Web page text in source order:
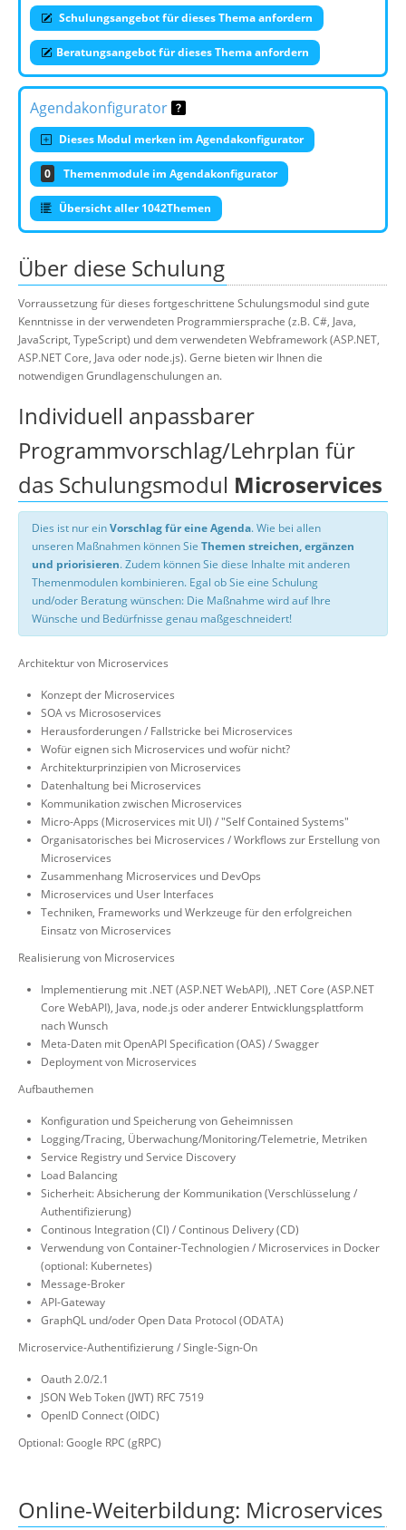
Schulungsangebot für dieses Thema anfordern
Beratungsangebot für dieses Thema anfordern
Agendakonfigurator
Dieses Modul merken im Agendakonfigurator
0 Themenmodule im Agendakonfigurator
Übersicht aller 1042Themen
Über diese Schulung
Vorraussetzung für dieses fortgeschrittene Schulungsmodul sind gute
Kenntnisse in der verwendeten Programmiersprache (z.B. C#, Java,
JavaScript, TypeScript) und dem verwendeten Webframework (ASP.NET,
ASP.NET Core, Java oder node.js). Gerne bieten wir Ihnen die
notwendigen Grundlagenschulungen an.
Individuell anpassbarer
Programmvorschlag/Lehrplan für
das Schulungsmodul Microservices
Dies ist nur einVorschlag für eine Agenda. Wie bei allen
unseren Maßnahmen können Sie Themen streichen, ergänzen
und priorisieren. Zudem können Sie diese Inhalte mit anderen
Themenmodulen kombinieren. Egal ob Sie eine Schulung
und/oder Beratung wünschen: Die Maßnahme wird auf Ihre
Wünsche und Bedürfnisse genau maßgeschneidert!
Architektur von Microservices
Konzept der Microservices
SOA vs Micrososervices
Herausforderungen / Fallstricke bei Microservices
Wofür eignen sich Microservices und wofür nicht?
Architekturprinzipien von Microservices
Datenhaltung bei Microservices
Kommunikation zwischen Microservices
Micro-Apps (Microservices mit UI) / "Self Contained Systems"
Organisatorisches bei Microservices / Workflows zur Erstellung von
Microservices
Zusammenhang Microservices und DevOps
Microservices und User Interfaces
Techniken, Frameworks und Werkzeuge für den erfolgreichen
Einsatz von Microservices
Realisierung von Microservices
Implementierung mit .NET (ASP.NET WebAPI), .NET Core (ASP.NET
Core WebAPI), Java, node.js oder anderer Entwicklungsplattform
nach Wunsch
Meta-Daten mit OpenAPI Specification (OAS) / Swagger
Deployment von Microservices
Aufbauthemen
Konfiguration und Speicherung von Geheimnissen
Logging/Tracing, Überwachung/Monitoring/Telemetrie, Metriken
Service Registry und Service Discovery
Load Balancing
Sicherheit: Absicherung der Kommunikation (Verschlüsselung /
Authentifizierung)
Continous Integration (CI) / Continous Delivery (CD)
Verwendung von Container-Technologien / Microservices in Docker
(optional: Kubernetes)
Message-Broker
API-Gateway
GraphQL und/oder Open Data Protocol (ODATA)
Microservice-Authentifizierung / Single-Sign-On
Oauth 2.0/2.1
JSON Web Token (JWT) RFC 7519
OpenID Connect (OIDC)
Optional: Google RPC (gRPC)
Online-Weiterbildung: Microservices